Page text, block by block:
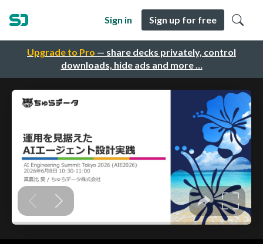
Upgrade to Pro — share decks privately, control
downloads, hide ads and more …
Sign in Sign up for free